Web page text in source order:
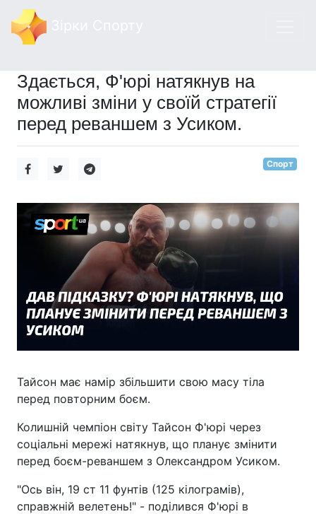
Здається, Ф'юрі натякнув на
можливі зміни у своїй стратегії
перед реваншем з Усиком.
Спорт
Тайсон має намір збільшити свою масу тіла
перед повторним боєм.
Колишній чемпіон світу Тайсон Ф'юрі через
соціальні мережі натякнув, що планує змінити
перед боєм-реваншем з Олександром Усиком.
"Ось він, 19 ст 11 фунтів (125 кілограмів),
справжній велетень!" - поділився Ф'юрі в